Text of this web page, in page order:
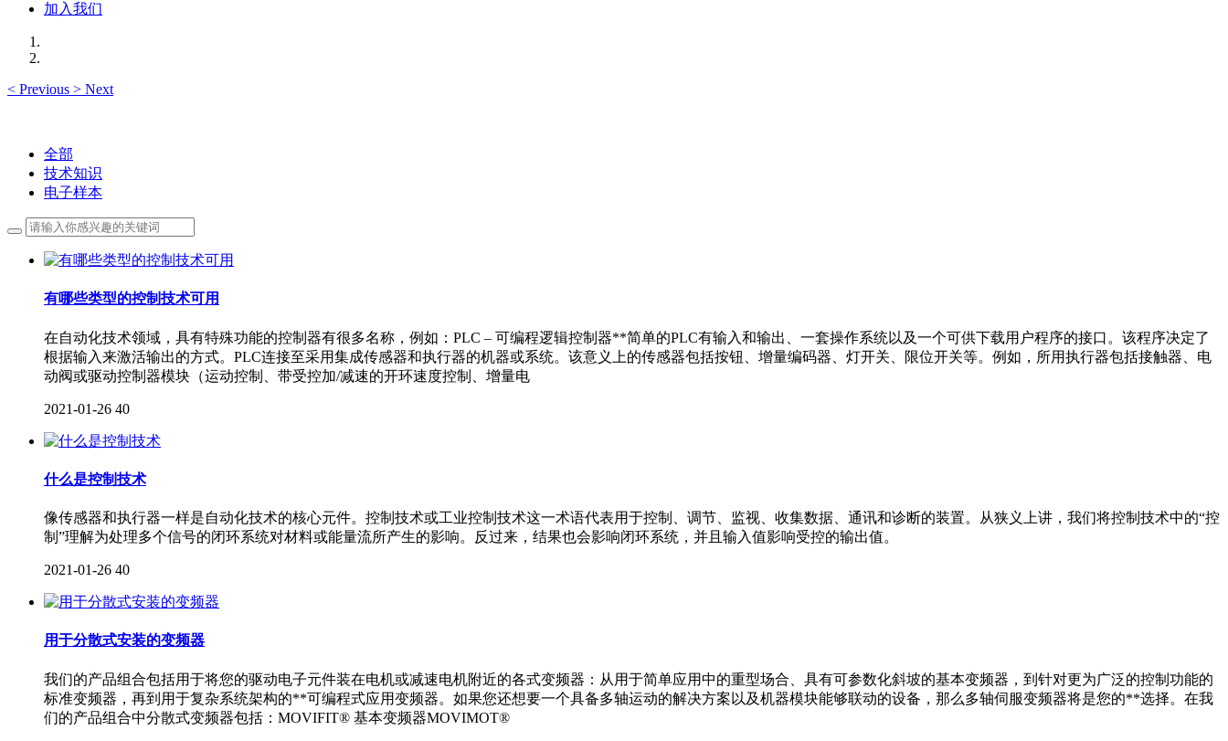
加入我们
< Previous > Next
全部
技术知识
电子样本
有哪些类型的控制技术可用
在自动化技术领域，具有特殊功能的控制器有很多名称，例如：PLC – 可编程逻辑控制器**简单的PLC有输入和输出、一套操作系统以及一个可供下载用户程序的接口。该程序决定了
根据输入来激活输出的方式。PLC连接至采用集成传感器和执行器的机器或系统。该意义上的传感器包括按钮、增量编码器、灯开关、限位开关等。例如，所用执行器包括接触器、电
动阀或驱动控制器模块（运动控制、带受控加/减速的开环速度控制、增量电
2021-01-26 40
什么是控制技术
像传感器和执行器一样是自动化技术的核心元件。控制技术或工业控制技术这一术语代表用于控制、调节、监视、收集数据、通讯和诊断的装置。从狭义上讲，我们将控制技术中的“控
制”理解为处理多个信号的闭环系统对材料或能量流所产生的影响。反过来，结果也会影响闭环系统，并且输入值影响受控的输出值。
2021-01-26 40
用于分散式安装的变频器
我们的产品组合包括用于将您的驱动电子元件装在电机或减速电机附近的各式变频器：从用于简单应用中的重型场合、具有可参数化斜坡的基本变频器，到针对更为广泛的控制功能的
标准变频器，再到用于复杂系统架构的**可编程式应用变频器。如果您还想要一个具备多轴运动的解决方案以及机器模块能够联动的设备，那么多轴伺服变频器将是您的**选择。在我
们的产品组合中分散式变频器包括：MOVIFIT® 基本变频器MOVIMOT®